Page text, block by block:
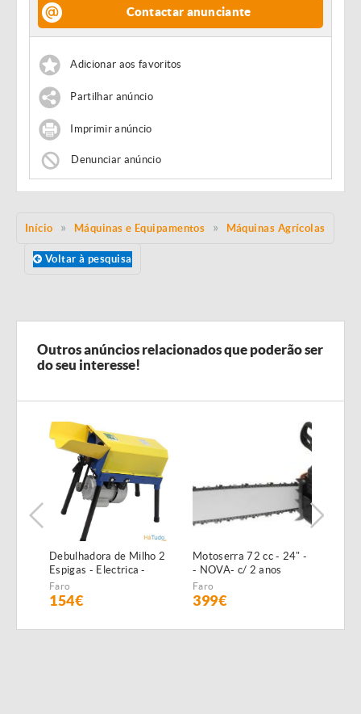
Contactar anunciante
Adicionar aos favoritos
Partilhar anúncio
Imprimir anúncio
Denunciar anúncio
Início Máquinas e Equipamentos Máquinas Agrícolas
Voltar à pesquisa
Outros anúncios relacionados que poderão ser
do seu interesse!
Debulhadora de Milho 2
Espigas - Electrica -
1100W - NOVA
Faro
154€
Motoserra 72 cc - 24" -
- NOVA- c/ 2 anos
Garantia
Faro
399€